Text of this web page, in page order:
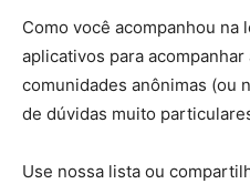
Como você acompanhou na
aplicativos para
comunidades anônimas (ou
de dúvidas muito
Use nossa lista ou